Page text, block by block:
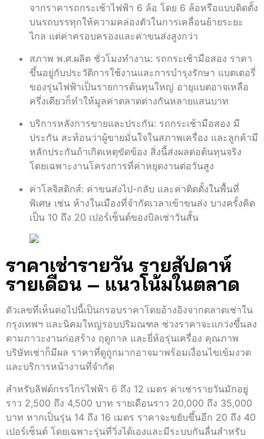
จากราคารถกระเช้าไฟฟ้า 6 ล้อ โดย 6 ล้อหรือแบบติดตั้ง
บนรถบรรทุกให้ความคล่องตัวในการเคลื่อนย้ายระยะ
ไกล แต่ค่าครอบครองและค่าขนส่งสูงกว่า
สภาพ พ.ศ.ผลิต ชั่วโมงทำงาน: รถกระเช้ามือสอง ราคา
ขึ้นอยู่กับประวัติการใช้งานและการบำรุงรักษา แบตเตอรี่
ของรุ่นไฟฟ้าเป็นรายการต้นทุนใหญ่ อายุแบตอาจเหลือ
ครึ่งเดียวก็ทำให้มูลค่าตลาดต่างกันหลายแสนบาท
บริการหลังการขายและประกัน: รถกระเช้ามือสอง มี
ประกัน สะท้อนว่าผู้ขายมั่นใจในสภาพเครื่อง และลูกค้ามี
หลักประกันถ้าเกิดเหตุขัดข้อง สิ่งนี้ส่งผลต่อต้นทุนจริง
โดยเฉพาะงานโครงการที่ค่าหยุดงานต่อวันสูง
ค่าโลจิสติกส์: ค่าขนส่งไป-กลับ และค่าติดตั้งในพื้นที่
พิเศษ เช่น ห้างในเมืองที่จำกัดเวลาเข้าขนส่ง บางครั้งคิด
เป็น 10 ถึง 20 เปอร์เซ็นต์ของบิลเช่าวันสั้น
ราคาเช่ารายวัน รายสัปดาห์
รายเดือน – แนวโน้มในตลาด
ตัวเลขที่เห็นต่อไปนี้เป็นกรอบราคาโดยอ้างอิงจากตลาดเช่าใน
กรุงเทพฯ และนิคมใหญ่รอบปริมณฑล ช่วงราคาจะแกว่งขึ้นลง
ตามภาวะงานก่อสร้าง ฤดูกาล และยี่ห้อรุ่นเครื่อง คุณภาพ
บริษัทเช่าก็มีผล ราคาที่ดูถูกมากอาจมาพร้อมเงื่อนไขเข้มงวด
และบริการหน้างานที่จำกัด
สำหรับลิฟต์กรรไกรไฟฟ้า 6 ถึง 12 เมตร ค่าเช่ารายวันมักอยู่
ราว 2,500 ถึง 4,500 บาท รายเดือนราว 20,000 ถึง 35,000
บาท หากเป็นรุ่น 14 ถึง 16 เมตร ราคาจะขยับขึ้นอีก 20 ถึง 40
เปอร์เซ็นต์ โดยเฉพาะรุ่นที่วิ่งได้เองและมีระบบกันลื่นสำหรับ